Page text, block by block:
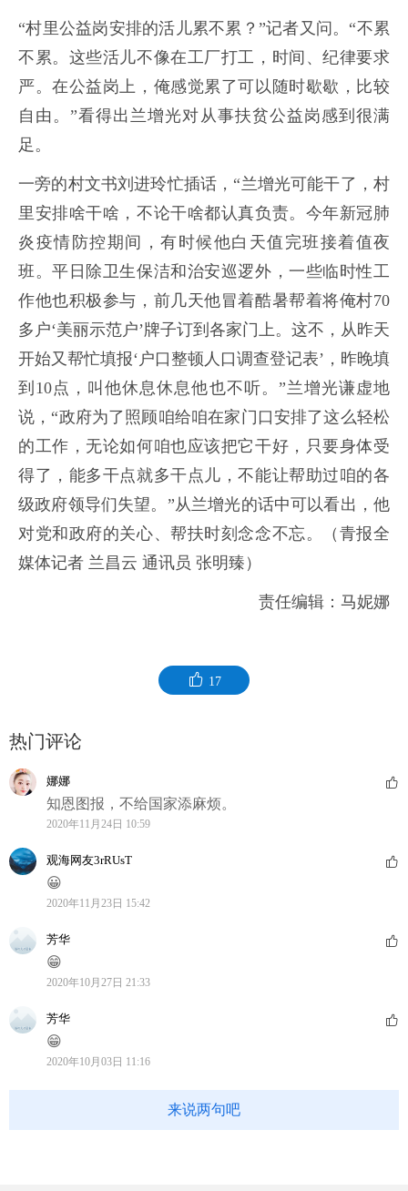
“村里公益岗安排的活儿累不累？”记者又问。 “不累
不累。这些活儿不像在工厂打工，时间、纪律要求
严。在公益岗上，俺感觉累了可以随时歇歇，比较
自由。”看得出兰增光对从事扶贫公益岗感到很满
足。
一旁的村文书刘进玲忙插话，“兰增光可能干了，村
里安排啥干啥，不论干啥都认真负责。今年新冠肺
炎疫情防控期间，有时候他白天值完班接着值夜
班。平日除卫生保洁和治安巡逻外，一些临时性工
作他也积极参与，前几天他冒着酷暑帮着将俺村70
多户‘美丽示范户’牌子订到各家门上。这不，从昨天
开始又帮忙填报‘户口整顿人口调查登记表’，昨晚填
到10点，叫他休息休息他也不听。”兰增光谦虚地
说，“政府为了照顾咱给咱在家门口安排了这么轻松
的工作，无论如何咱也应该把它干好，只要身体受
得了，能多干点就多干点儿，不能让帮助过咱的各
级政府领导们失望。”从兰增光的话中可以看出，他
对党和政府的关心、帮扶时刻念念不忘。（青报全
媒体记者 兰昌云 通讯员 张明臻）
责任编辑：马妮娜
17
热门评论
娜娜
知恩图报，不给国家添麻烦。
2020年11月24日 10:59
观海网友3rRUsT
😀
2020年11月23日 15:42
芳华
😁
2020年10月27日 21:33
芳华
😁
2020年10月03日 11:16
来说两句吧